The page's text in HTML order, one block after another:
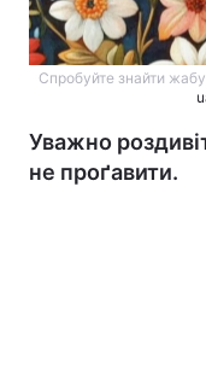
Спробуйте знайти
Уважно
не проґавити.